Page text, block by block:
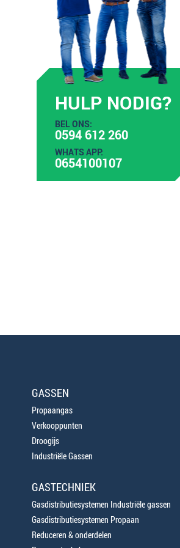
HULP NODIG?
BEL ONS:
0594 612 260
WHATS APP:
0654100107
GASSEN
Propaangas
Verkooppunten
Droogijs
Industriële Gassen
GASTECHNIEK
Gasdistributiesystemen Industriële gassen
Gasdistributiesystemen Propaan
Reduceren & onderdelen